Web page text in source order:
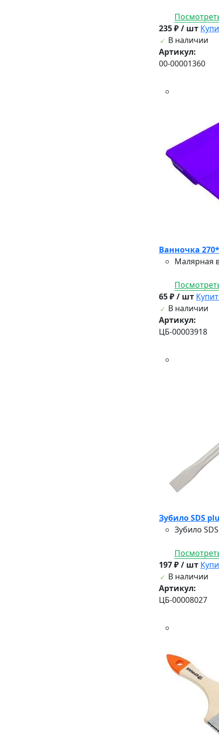
235 ₽ / шт
В наличии
Артикул:
00-00001360
Ванночка
Малярная
65 ₽ / шт
В наличии
Артикул:
ЦБ-00003918
Зубило SDS
Зубило
197 ₽ / шт
В наличии
Артикул:
ЦБ-00008027